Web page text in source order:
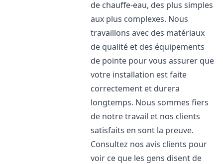
de chauffe-eau, des plus simples
aux plus complexes. Nous
travaillons avec des matériaux
de qualité et des équipements
de pointe pour vous assurer que
votre installation est faite
correctement et durera
longtemps. Nous sommes fiers
de notre travail et nos clients
satisfaits en sont la preuve.
Consultez nos avis clients pour
voir ce que les gens disent de